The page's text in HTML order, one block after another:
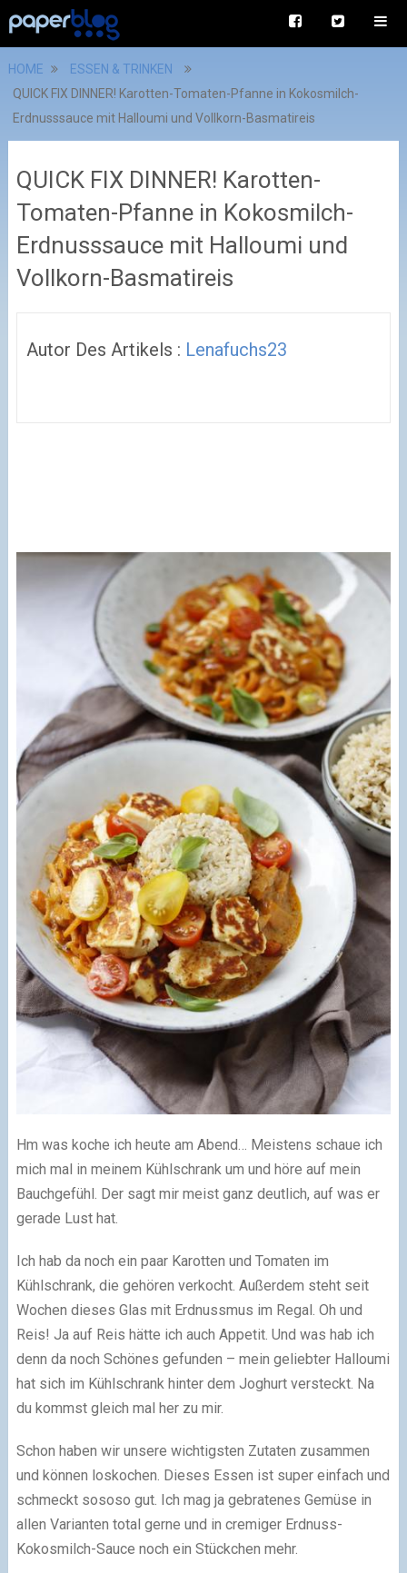
HOME
ESSEN & TRINKEN
QUICK FIX DINNER! Karotten-Tomaten-Pfanne in Kokosmilch-
Erdnusssauce mit Halloumi und Vollkorn-Basmatireis
QUICK FIX DINNER! Karotten-
Tomaten-Pfanne in Kokosmilch-
Erdnusssauce mit Halloumi und
Vollkorn-Basmatireis
Autor Des Artikels : Lenafuchs23
Hm was koche ich heute am Abend… Meistens schaue ich
mich mal in meinem Kühlschrank um und höre auf mein
Bauchgefühl. Der sagt mir meist ganz deutlich, auf was er
gerade Lust hat.
Ich hab da noch ein paar Karotten und Tomaten im
Kühlschrank, die gehören verkocht. Außerdem steht seit
Wochen dieses Glas mit Erdnussmus im Regal. Oh und
Reis! Ja auf Reis hätte ich auch Appetit. Und was hab ich
denn da noch Schönes gefunden – mein geliebter Halloumi
hat sich im Kühlschrank hinter dem Joghurt versteckt. Na
du kommst gleich mal her zu mir.
Schon haben wir unsere wichtigsten Zutaten zusammen
und können loskochen. Dieses Essen ist super einfach und
schmeckt sososo gut. Ich mag ja gebratenes Gemüse in
allen Varianten total gerne und in cremiger Erdnuss-
Kokosmilch-Sauce noch ein Stückchen mehr.